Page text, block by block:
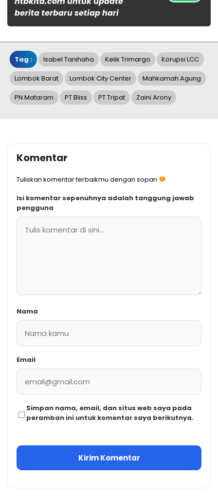
berita terbaru setiap hari
Tag : Isabel Tanihaha Kelik Trimargo Korupsi LCC
Lombok Barat Lombok City Center Mahkamah Agung
PN Mataram PT Bliss PT Tripat Zaini Arony
Komentar
Tuliskan komentar terbaikmu dengan sopan
Isi komentar sepenuhnya adalah tanggung jawab
pengguna
Nama
Email
Simpan nama, email, dan situs web saya pada
peramban ini untuk komentar saya berikutnya.